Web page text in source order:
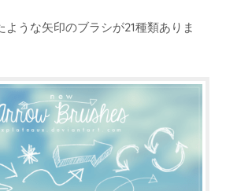
ような矢印のブラシが21種類ありま